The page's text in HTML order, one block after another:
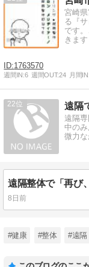
宮崎
る『
です
きます
1763570
週間IN:6 週間OUT:24 月間
22 遠隔
遠隔
中の
微力な
8日前
#健康 #整体 #遠隔